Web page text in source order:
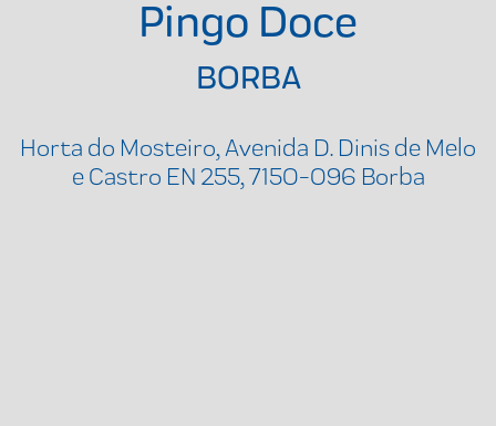
Pingo Doce
BORBA
Horta do Mosteiro, Avenida D. Dinis de Melo
e Castro EN 255, 7150-096 Borba